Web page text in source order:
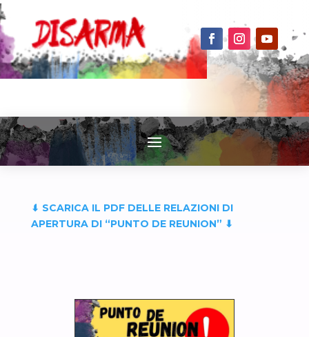
⬇︎ SCARICA IL PDF DELLE RELAZIONI DI
APERTURA DI “PUNTO DE REUNION” ⬇︎